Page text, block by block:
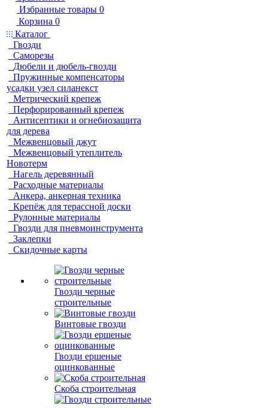
Избранные товары 0
Корзина 0
Каталог
Гвозди
Саморезы
Дюбели и дюбель-гвозди
Пружинные компенсаторы
усадки узел силанекст
Метрический крепеж
Перфорированный крепеж
Антисептики и огнебиозащита
для дерева
Межвенцовый джут
Межвенцовый утеплитель
Новотерм
Нагель деревянный
Расходные материалы
Анкера, анкерная техника
Крепёж для терассной доски
Рулонные материалы
Гвозди для пневмоинструмента
Заклепки
Скидочные карты
Гвозди черные
строительные
Винтовые гвозди
Гвозди ершеные
оцинкованные
Скоба строительная